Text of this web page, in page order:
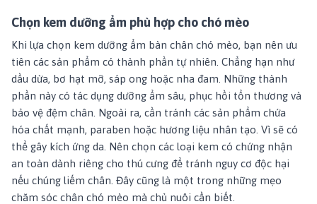
Chọn kem dưỡng ẩm phù hợp cho chó mèo
Khi lựa chọn kem dưỡng ẩm bàn chân chó mèo, bạn nên ưu
tiên các sản phẩm có thành phần tự nhiên. Chẳng hạn như
dầu dừa, bơ hạt mỡ, sáp ong hoặc nha đam. Những thành
phần này có tác dụng dưỡng ẩm sâu, phục hồi tổn thương và
bảo vệ đệm chân. Ngoài ra, cần tránh các sản phẩm chứa
hóa chất mạnh, paraben hoặc hương liệu nhân tạo. Vì sẽ có
thể gây kích ứng da. Nên chọn các loại kem có chứng nhận
an toàn dành riêng cho thú cưng để tránh nguy cơ độc hại
nếu chúng liếm chân. Đây cũng là một trong những mẹo
chăm sóc chân chó mèo mà chủ nuôi cần biết.